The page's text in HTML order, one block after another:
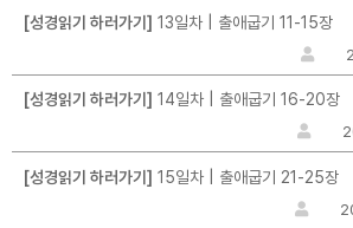
[성경읽기 하러가기] 13일차 | 출애굽기 11-15장
[성경읽기 하러가기] 14일차 | 출애굽기 16-20장
[성경읽기 하러가기] 15일차 | 출애굽기 21-25장